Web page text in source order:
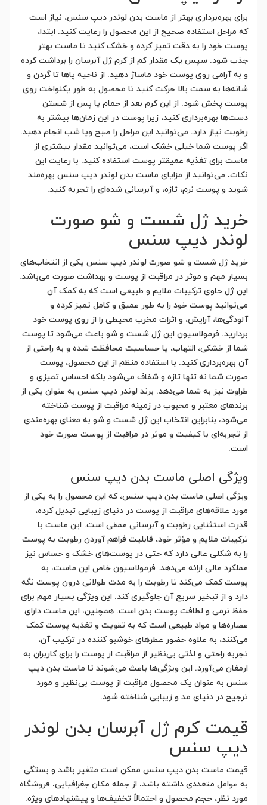
برای بهره‌برداری بهتر از ماست بدن لوندر دیپ سنس، نیاز است
که مراحل استفاده صحیح از این محصول را رعایت کنید. ابتدا،
پوست خود را به دقت تمیز کرده و خشک کنید تا ماست بهتر
جذب شود. سپس یک مقدار کم از کرم ژل آبرسان را برداشت کرده
و به آرامی روی پوست خود ماساژ دهید. از ناحیه پاها تا گردن و
شانه‌ها به سمت بالا حرکت کنید تا محصول به طور یکنواخت روی
پوست پخش شود. از این کرم بعد از حمام یا پس از شستن
دست‌ها بهره‌برداری کنید، زیرا پوست در این زمان‌ها بیشتر به
رطوبت نیاز دارد. می‌توانید این مراحل را صبح ویا شب انجام دهید.
اگر پوست شما خیلی خشک است، می‌توانید مقدار بیشتری از
ماست برای تغذیه عمیقتر پوست استفاده کنید. با رعایت این
نکات، می‌توانید از مزایای ماست بدن لوندر دیپ سنس بهره‌مند
شوید و پوست نرم، تازه، و آبرسانی شده‌ای را تجربه کنید.
خرید ژل شست و شو صورت
لوندر دیپ سنس
خرید ژل شست و شو صورت لوندر دیپ سنس یکی از انتخاب‌های
بسیار مهم و موثر در مراقبت از پوست و بهداشت صورت می‌باشد.
این ژل حاوی ترکیبات ملایم و طبیعی است که به کمک آن
می‌توانید پوست خود را به طور عمیق و کامل تمیز کرده و
آلودگی‌ها، آرایش، و اثرات مخرب محیطی را از روی پوست خود
بردارید. فرمولاسیون این ژل شست و شو باعث می‌شود تا پوست
شما از خشکی، التهاب، یا حساسیت محافظت شده و به راحتی از
آن بهره‌برداری کنید. با استفاده منظم از این محصول، پوست
صورت شما نه تنها تازه و شفاف می‌شود بلکه احساس تمیزی و
طراوت نیز به شما می‌دهد. برند لوندر دیپ سنس به عنوان یکی از
برندهای معتبر و محبوب در زمینه مراقبت از پوست شناخته
می‌شود، بنابراین انتخاب این ژل شست و شو به معنای بهره‌مندی
از تجربه‌ای با کیفیت و موثر در مراقبت از پوست صورت خود
است.
ویژگی اصلی ماست بدن دیپ سنس
ویژگی اصلی ماست بدن دیپ سنس، که این محصول را به یکی از
مورد علاقه‌های مراقبت از پوست در دنیای زیبایی تبدیل کرده،
قدرت استثنایی رطوبت و آبرسانی عمقی است. این ماست با
ترکیبات ملایم و مؤثر خود، قابلیت فراهم آوردن رطوبت به پوست
را به شکلی عالی دارد که حتی در پوست‌های خشک و حساس نیز
عملکرد عالی ارائه می‌دهد. فرمولاسیون خاص این ماست، به
پوست کمک می‌کند تا رطوبت را به مدت طولانی درون پوست نگه
دارد و از تبخیر سریع آن جلوگیری کند. این ویژگی بسیار مهم برای
حفظ نرمی و لطافت پوست بدن است. همچنین، این ماست دارای
عصاره‌ها و مواد طبیعی است که به تقویت و تغذیه پوست کمک
می‌کنند، به علاوه حضور عطرهای خوشبو کننده در ترکیب آن،
تجربه راحتی و لذتی بی‌نظیر از مراقبت از پوست را برای کاربران به
ارمغان می‌آورد. این ویژگی‌ها باعث می‌شوند تا ماست بدن دیپ
سنس به عنوان یک محصول مراقبت از پوست بی‌نظیر و مورد
ترجیح در دنیای مد و زیبایی شناخته شود.
قیمت کرم ژل آبرسان بدن لوندر
دیپ سنس
قیمت ماست بدن دیپ سنس ممکن است متغیر باشد و بستگی
به عوامل متعددی داشته باشد، از جمله مکان جغرافیایی، فروشگاه
مورد نظر، حجم محصول و احتمالاً تخفیف‌ها و پیشنهادهای ویژه.